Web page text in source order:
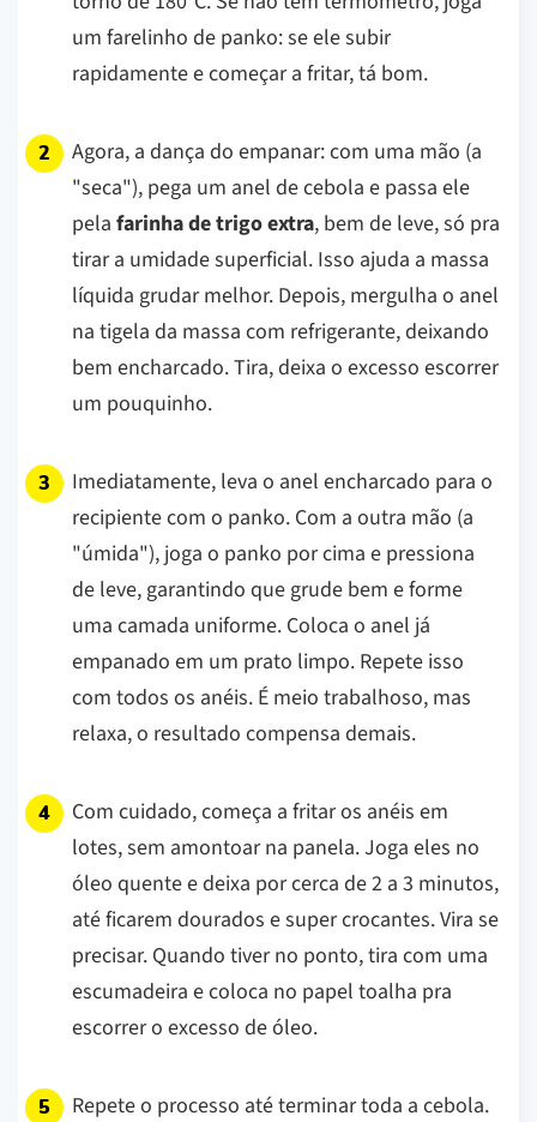
um farelinho de panko: se ele subir
rapidamente e começar a fritar, tá bom.
Agora, a dança do empanar: com uma mão (a
"seca"), pega um anel de cebola e passa ele
pela farinha de trigo extra, bem de leve, só pra
tirar a umidade superficial. Isso ajuda a massa
líquida grudar melhor. Depois, mergulha o anel
na tigela da massa com refrigerante, deixando
bem encharcado. Tira, deixa o excesso escorrer
um pouquinho.
Imediatamente, leva o anel encharcado para o
recipiente com o panko. Com a outra mão (a
"úmida"), joga o panko por cima e pressiona
de leve, garantindo que grude bem e forme
uma camada uniforme. Coloca o anel já
empanado em um prato limpo. Repete isso
com todos os anéis. É meio trabalhoso, mas
relaxa, o resultado compensa demais.
Com cuidado, começa a fritar os anéis em
lotes, sem amontoar na panela. Joga eles no
óleo quente e deixa por cerca de 2 a 3 minutos,
até ficarem dourados e super crocantes. Vira se
precisar. Quando tiver no ponto, tira com uma
escumadeira e coloca no papel toalha pra
escorrer o excesso de óleo.
Repete o processo até terminar toda a cebola.